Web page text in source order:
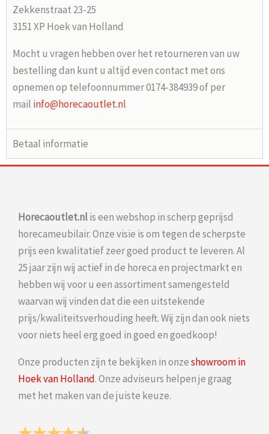
Zekkenstraat 23-25
3151 XP Hoek van Holland
Mocht u vragen hebben over het retourneren van uw
bestelling dan kunt u altijd even contact met ons
opnemen op telefoonnummer 0174-384939 of per
mail info@horecaoutlet.nl
Betaal informatie
Horecaoutlet.nlis een webshop in scherp geprijsd
horecameubilair. Onze visie is om tegen de scherpste
prijs een kwalitatief zeer goed product te leveren. Al
25 jaar zijn wij actief in de horeca en projectmarkt en
hebben wij voor u een assortiment samengesteld
waarvan wij vinden dat die een uitstekende
prijs/kwaliteitsverhouding heeft. Wij zijn dan ook niets
voor niets heel erg goed in goed en goedkoop!
Onze producten zijn te bekijken in onzeshowroom in
Hoek van Holland. Onze adviseurs helpen je graag
met het maken van de juiste keuze.